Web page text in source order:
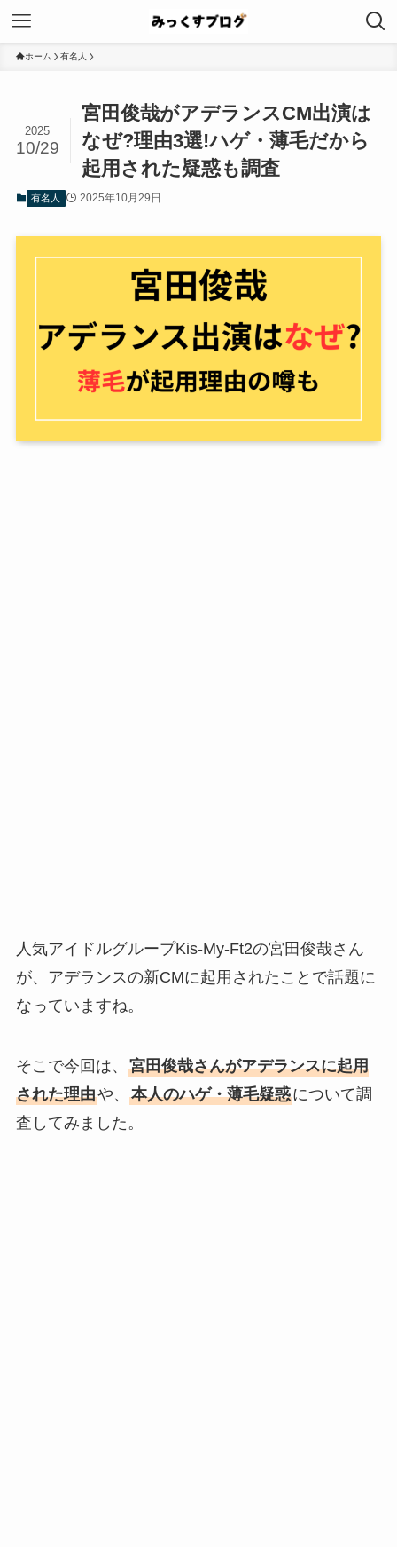
ホーム 有名人
宮田俊哉がアデランスCM出演は
なぜ?理由3選!ハゲ・薄毛だから
起用された疑惑も調査
2025
10/29
有名人 2025年10月29日
人気アイドルグループKis-My-Ft2の宮田俊哉さん
が、アデランスの新CMに起用されたことで話題に
なっていますね。
そこで今回は、 宮田俊哉さんがアデランスに起用
された理由や、 本人のハゲ・薄毛疑惑について調
査してみました。